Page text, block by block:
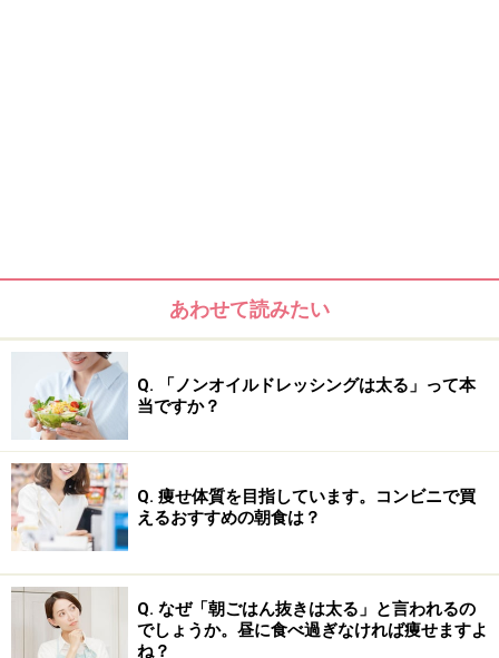
最も重要でありストイックな内容となっているのは、最
初の「誘導ダイエット」の段階です。それでは各段階ご
とに詳しく解説していきましょう。
ステップ1 「誘導ダイエット」（誘導段
階）
炭水化物を1日20gに制限します（※ご飯1膳弱が
100g）。この制限を2週間続けることで、体内に残って
いる炭水化物エネルギーが全て消費されます。炭水化物
あわせて読みたい
Q. 「ノンオイルドレッシングは太る」って本
当ですか？
Q. 痩せ体質を目指しています。コンビニで買
えるおすすめの朝食は？
Q. なぜ「朝ごはん抜きは太る」と言われるの
でしょうか。昼に食べ過ぎなければ痩せますよ
ね？